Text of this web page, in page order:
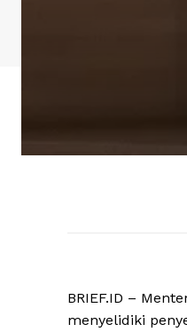
BRIEF.ID –
menyelidiki